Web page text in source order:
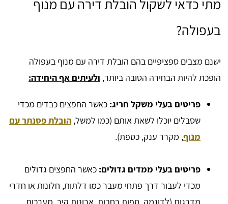
מתי כדאי לשקול הובלת דירה עם מנוף
בעפולה?
ישנם מצבים ספציפיים בהם הובלת דירה עם מנוף בעפולה
הופכת להיות הבחירה הטובה ביותר, ולעיתים אף היחידה:
פריטים בעלי משקל חריג: כאשר החפצים כבדים מכדי
שסבלים יוכלו לשאת אותם (כמו למשל, הובלת פסנתר עם
מנוף, מקרר ענק, כספת).
פריטים בעלי ממדים גדולים: כאשר החפצים גדולים
מכדי לעבור דרך פתחי מעבר כמו דלתות, חלונות או חדרי